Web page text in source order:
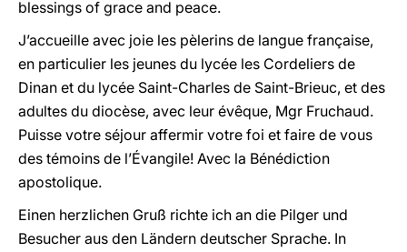
blessings of grace and peace.
J’accueille avec joie les pèlerins de langue française,
en particulier les jeunes du lycée les Cordeliers de
Dinan et du lycée Saint-Charles de Saint-Brieuc, et des
adultes du diocèse, avec leur évêque, Mgr Fruchaud.
Puisse votre séjour affermir votre foi et faire de vous
des témoins de l’Évangile! Avec la Bénédiction
apostolique.
Einen herzlichen Gruß richte ich an die Pilger und
Besucher aus den Ländern deutscher Sprache. In